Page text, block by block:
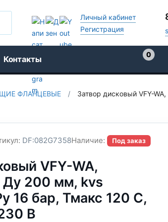
Личный кабинет
Регистрация
Контакты
0
ФЛАНЦЕВЫЕ /
Затвор дисковый VFY-
DF:082G7358Наличие: Под заказ
VFY-WA,
Ду 200 мм, kvs
16 бар, Тмакс 120 С,
В